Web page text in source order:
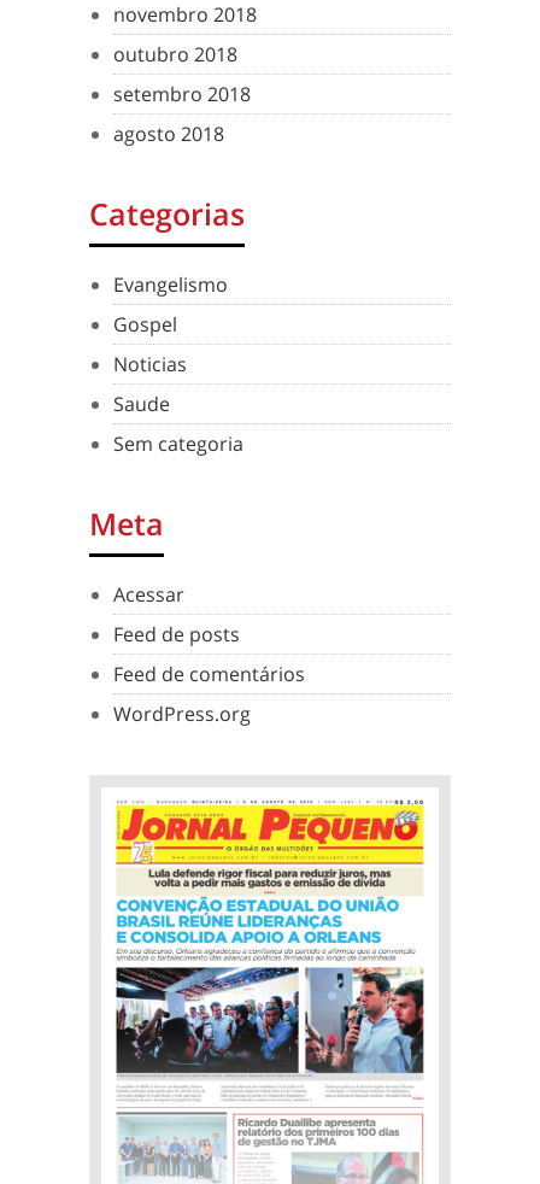
novembro 2018
outubro 2018
setembro 2018
agosto 2018
Categorias
Evangelismo
Gospel
Noticias
Saude
Sem categoria
Meta
Acessar
Feed de posts
Feed de comentários
WordPress.org